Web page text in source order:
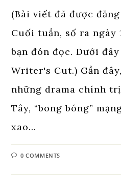
(Bài viết đã được
Cuối tuần, số ra
bạn đón đọc. Dưới
Writer's Cut.) Gần
những drama chính
Tây, “bong bóng”
xao…
0 COMMENTS